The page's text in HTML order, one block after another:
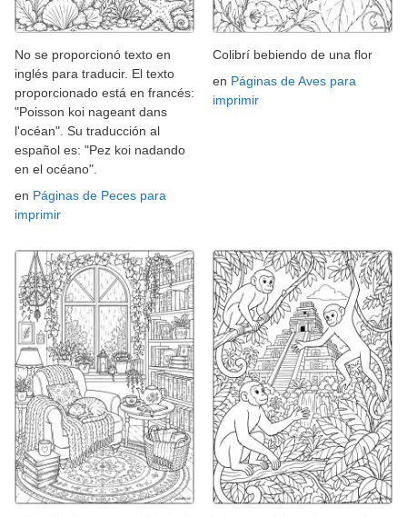
No se proporcionó texto en
inglés para traducir. El texto
proporcionado está en francés:
"Poisson koi nageant dans
l'océan". Su traducción al
español es: "Pez koi nadando
en el océano".
en Páginas de Peces para
imprimir
Colibrí bebiendo de una flor
en Páginas de Aves para
imprimir